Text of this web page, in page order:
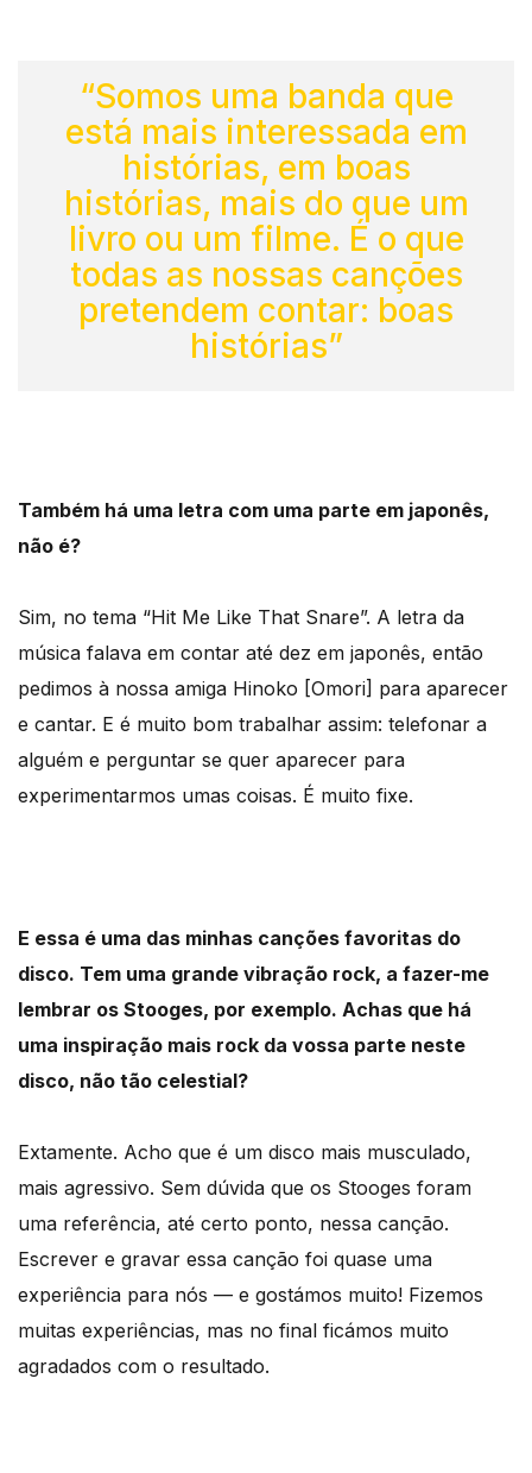
“Somos uma banda que
está mais interessada em
histórias, em boas
histórias, mais do que um
livro ou um filme. É o que
todas as nossas canções
pretendem contar: boas
histórias”
Também há uma letra com uma parte em japonês,
não é?
Sim, no tema “Hit Me Like That Snare”. A letra da
música falava em contar até dez em japonês, então
pedimos à nossa amiga Hinoko [Omori] para aparecer
e cantar. E é muito bom trabalhar assim: telefonar a
alguém e perguntar se quer aparecer para
experimentarmos umas coisas. É muito fixe.
E essa é uma das minhas canções favoritas do
disco. Tem uma grande vibração rock, a fazer-me
lembrar os Stooges, por exemplo. Achas que há
uma inspiração mais rock da vossa parte neste
disco, não tão celestial?
Extamente. Acho que é um disco mais musculado,
mais agressivo. Sem dúvida que os Stooges foram
uma referência, até certo ponto, nessa canção.
Escrever e gravar essa canção foi quase uma
experiência para nós — e gostámos muito! Fizemos
muitas experiências, mas no final ficámos muito
agradados com o resultado.